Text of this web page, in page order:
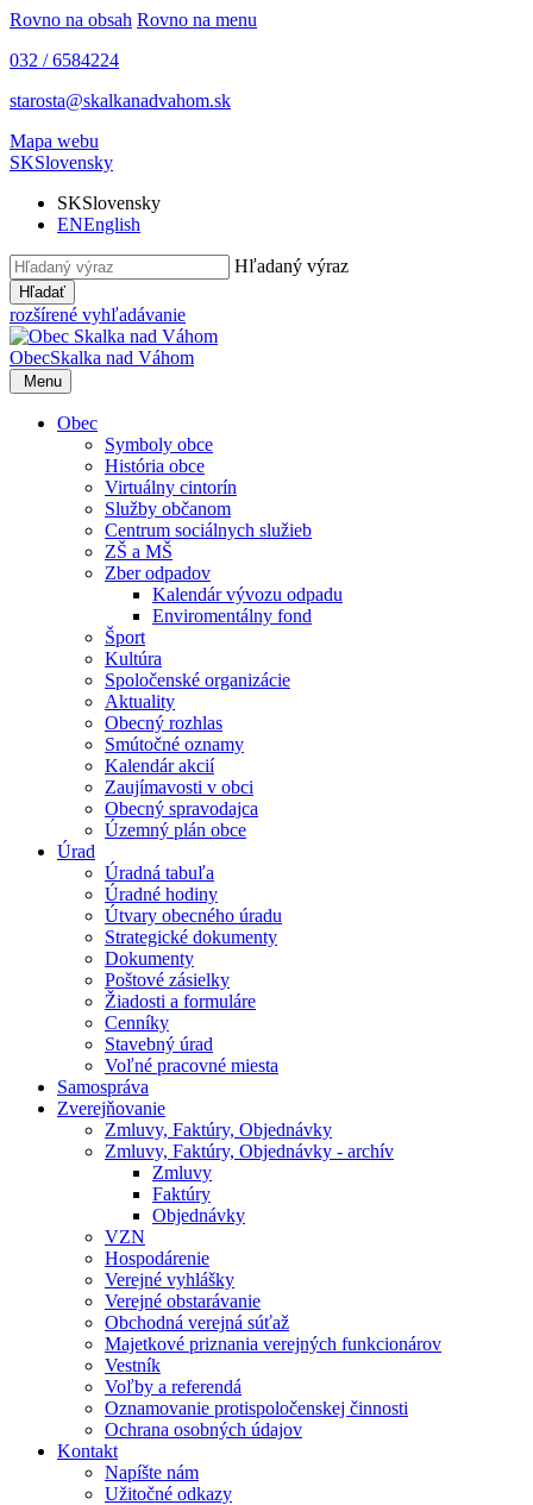
Rovno na obsah Rovno na menu
032 / 6584224
starosta@skalkanadvahom.sk
Mapa webu
SKSlovensky
SKSlovensky
ENEnglish
Hľadaný výraz
Hľadať
rozšírené vyhľadávanie
ObecSkalka nad Váhom
Menu
Obec
Symboly obce
História obce
Virtuálny cintorín
Služby občanom
Centrum sociálnych služieb
ZŠ a MŠ
Zber odpadov
Kalendár vývozu odpadu
Enviromentálny fond
Šport
Kultúra
Spoločenské organizácie
Aktuality
Obecný rozhlas
Smútočné oznamy
Kalendár akcií
Zaujímavosti v obci
Obecný spravodajca
Územný plán obce
Úrad
Úradná tabuľa
Úradné hodiny
Útvary obecného úradu
Strategické dokumenty
Dokumenty
Poštové zásielky
Žiadosti a formuláre
Cenníky
Stavebný úrad
Voľné pracovné miesta
Samospráva
Zverejňovanie
Zmluvy, Faktúry, Objednávky
Zmluvy, Faktúry, Objednávky - archív
Zmluvy
Faktúry
Objednávky
VZN
Hospodárenie
Verejné vyhlášky
Verejné obstarávanie
Obchodná verejná súťaž
Majetkové priznania verejných funkcionárov
Vestník
Voľby a referendá
Oznamovanie protispoločenskej činnosti
Ochrana osobných údajov
Kontakt
Napíšte nám
Užitočné odkazy